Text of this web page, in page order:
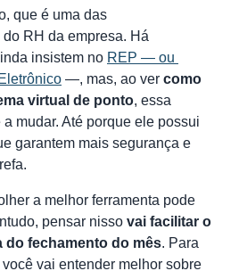
que é uma das
RH da empresa. Há
insistem no REP ― ou
―, mas, ao ver como
virtual de ponto, essa
mudar. Até porque ele possui
garantem mais segurança e
a melhor ferramenta pode
pensar nisso vai facilitar o
do fechamento do mês. Para
vai entender melhor sobre